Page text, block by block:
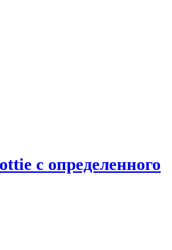
с определенного